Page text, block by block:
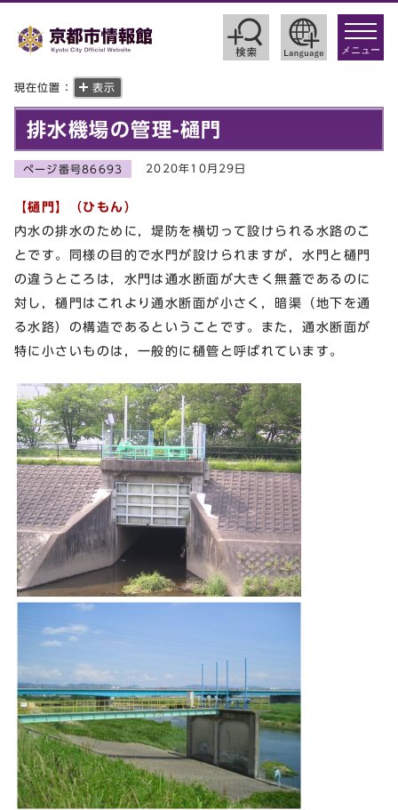
toggle
メニュー
現在位置： 表示
排水機場の管理-樋門
ページ番号86693 2020年10月29日
【樋門】（ひもん）
内水の排水のために，堤防を横切って設けられる水路のこ
とです。同様の目的で水門が設けられますが，水門と樋門
の違うところは，水門は通水断面が大きく無蓋であるのに
対し，樋門はこれより通水断面が小さく，暗渠（地下を通
る水路）の構造であるということです。また，通水断面が
特に小さいものは，一般的に樋管と呼ばれています。